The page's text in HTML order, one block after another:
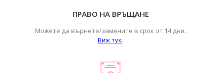
ПРАВО НА ВРЪЩАНЕ
Можете да върнете/замените в срок от 14 дни.
Виж тук.